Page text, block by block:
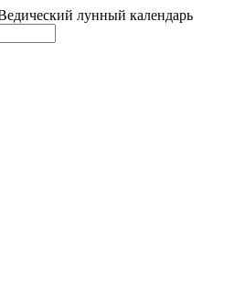
лунный календарь